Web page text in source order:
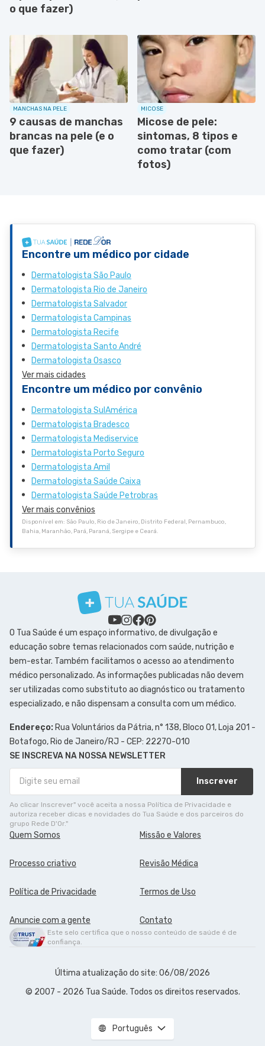
o que fazer)
MANCHAS NA PELE
9 causas de manchas
brancas na pele (e o
que fazer)
MICOSE
Micose de pele:
sintomas, 8 tipos e
como tratar (com
fotos)
Encontre um médico por cidade
Dermatologista São Paulo
Dermatologista Rio de Janeiro
Dermatologista Salvador
Dermatologista Campinas
Dermatologista Recife
Dermatologista Santo André
Dermatologista Osasco
Ver mais cidades
Encontre um médico por convênio
Dermatologista SulAmérica
Dermatologista Bradesco
Dermatologista Mediservice
Dermatologista Porto Seguro
Dermatologista Amil
Dermatologista Saúde Caixa
Dermatologista Saúde Petrobras
Ver mais convênios
Disponível em: São Paulo, Rio de Janeiro, Distrito Federal, Pernambuco,
Bahia, Maranhão, Pará, Paraná, Sergipe e Ceará.
O Tua Saúde é um espaço informativo, de divulgação e
educação sobre temas relacionados com saúde, nutrição e
bem-estar. Também facilitamos o acesso ao atendimento
médico personalizado. As informações publicadas não devem
ser utilizadas como substituto ao diagnóstico ou tratamento
especializado, e não dispensam a consulta com um médico.
Endereço: Rua Voluntários da Pátria, n° 138, Bloco 01, Loja 201 -
Botafogo, Rio de Janeiro/RJ - CEP: 22270-010
SE INSCREVA NA NOSSA NEWSLETTER
Inscrever
Ao clicar Inscrever" você aceita a nossa Política de Privacidade e
autoriza receber dicas e novidades do Tua Saúde e dos parceiros do
grupo Rede D'Or."
Quem Somos Missão e Valores
Processo criativo Revisão Médica
Política de Privacidade Termos de Uso
Anuncie com a gente Contato
Este selo certifica que o nosso conteúdo de saúde é de
confiança.
Última atualização do site: 06/08/2026
© 2007 - 2026 Tua Saúde. Todos os direitos reservados.
Português